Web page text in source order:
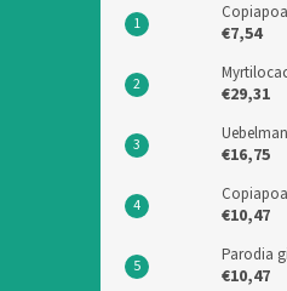
€7,54
€29,31
€16,75
€10,47
Parodia
€10,47